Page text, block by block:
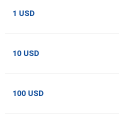
1 USD
10 USD
100 USD